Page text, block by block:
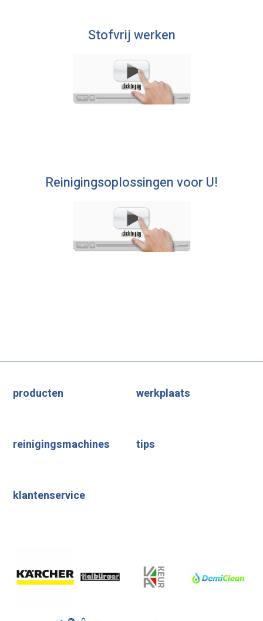
Stofvrij werken
Reinigingsoplossingen voor U!
producten werkplaats
reinigingsmachines tips
klantenservice